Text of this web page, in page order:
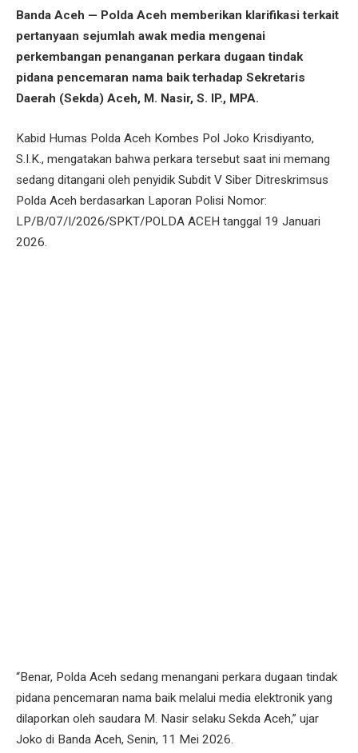
Banda Aceh — Polda Aceh memberikan klarifikasi terkait
pertanyaan sejumlah awak media mengenai
perkembangan penanganan perkara dugaan tindak
pidana pencemaran nama baik terhadap Sekretaris
Daerah (Sekda) Aceh, M. Nasir, S. IP., MPA.
Kabid Humas Polda Aceh Kombes Pol Joko Krisdiyanto,
S.I.K., mengatakan bahwa perkara tersebut saat ini memang
sedang ditangani oleh penyidik Subdit V Siber Ditreskrimsus
Polda Aceh berdasarkan Laporan Polisi Nomor:
LP/B/07/I/2026/SPKT/POLDA ACEH tanggal 19 Januari
2026.
“Benar, Polda Aceh sedang menangani perkara dugaan tindak
pidana pencemaran nama baik melalui media elektronik yang
dilaporkan oleh saudara M. Nasir selaku Sekda Aceh,” ujar
Joko di Banda Aceh, Senin, 11 Mei 2026.